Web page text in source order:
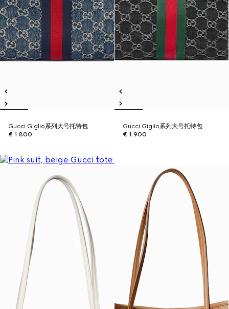
Gucci Giglio系列大号托特包
€ 1.800
Gucci Giglio系列大号托特包
€ 1.900